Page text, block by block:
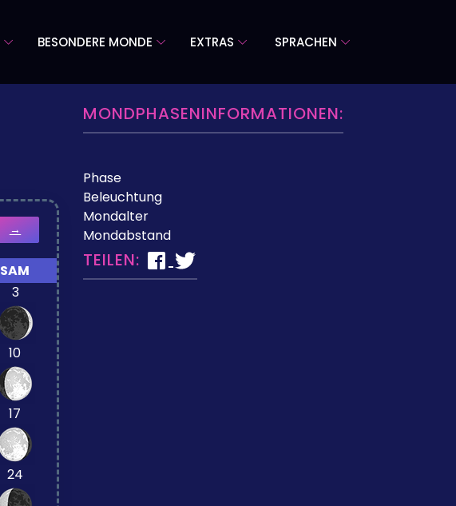
BESONDERE MONDE EXTRAS SPRACHEN
→
SAM
3
10
17
24
MONDPHASENINFORMATIONEN:
Phase
Beleuchtung
Mondalter
Mondabstand
TEILEN: